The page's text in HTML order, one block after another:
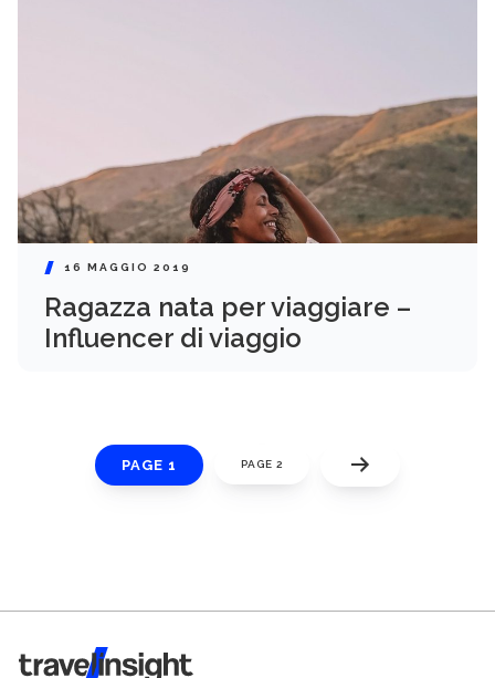
16 MAGGIO 2019
Ragazza nata per viaggiare –
Influencer di viaggio
PAGE 1 PAGE 2
Travel Insight